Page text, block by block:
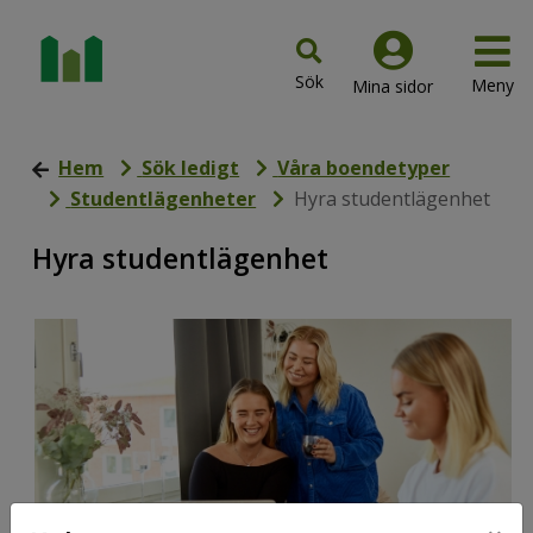
Hem Sök ledigt
Våra boendetyper
Studentlägenheter
Hyra studentlägenhet
Hyra studentlägenhet